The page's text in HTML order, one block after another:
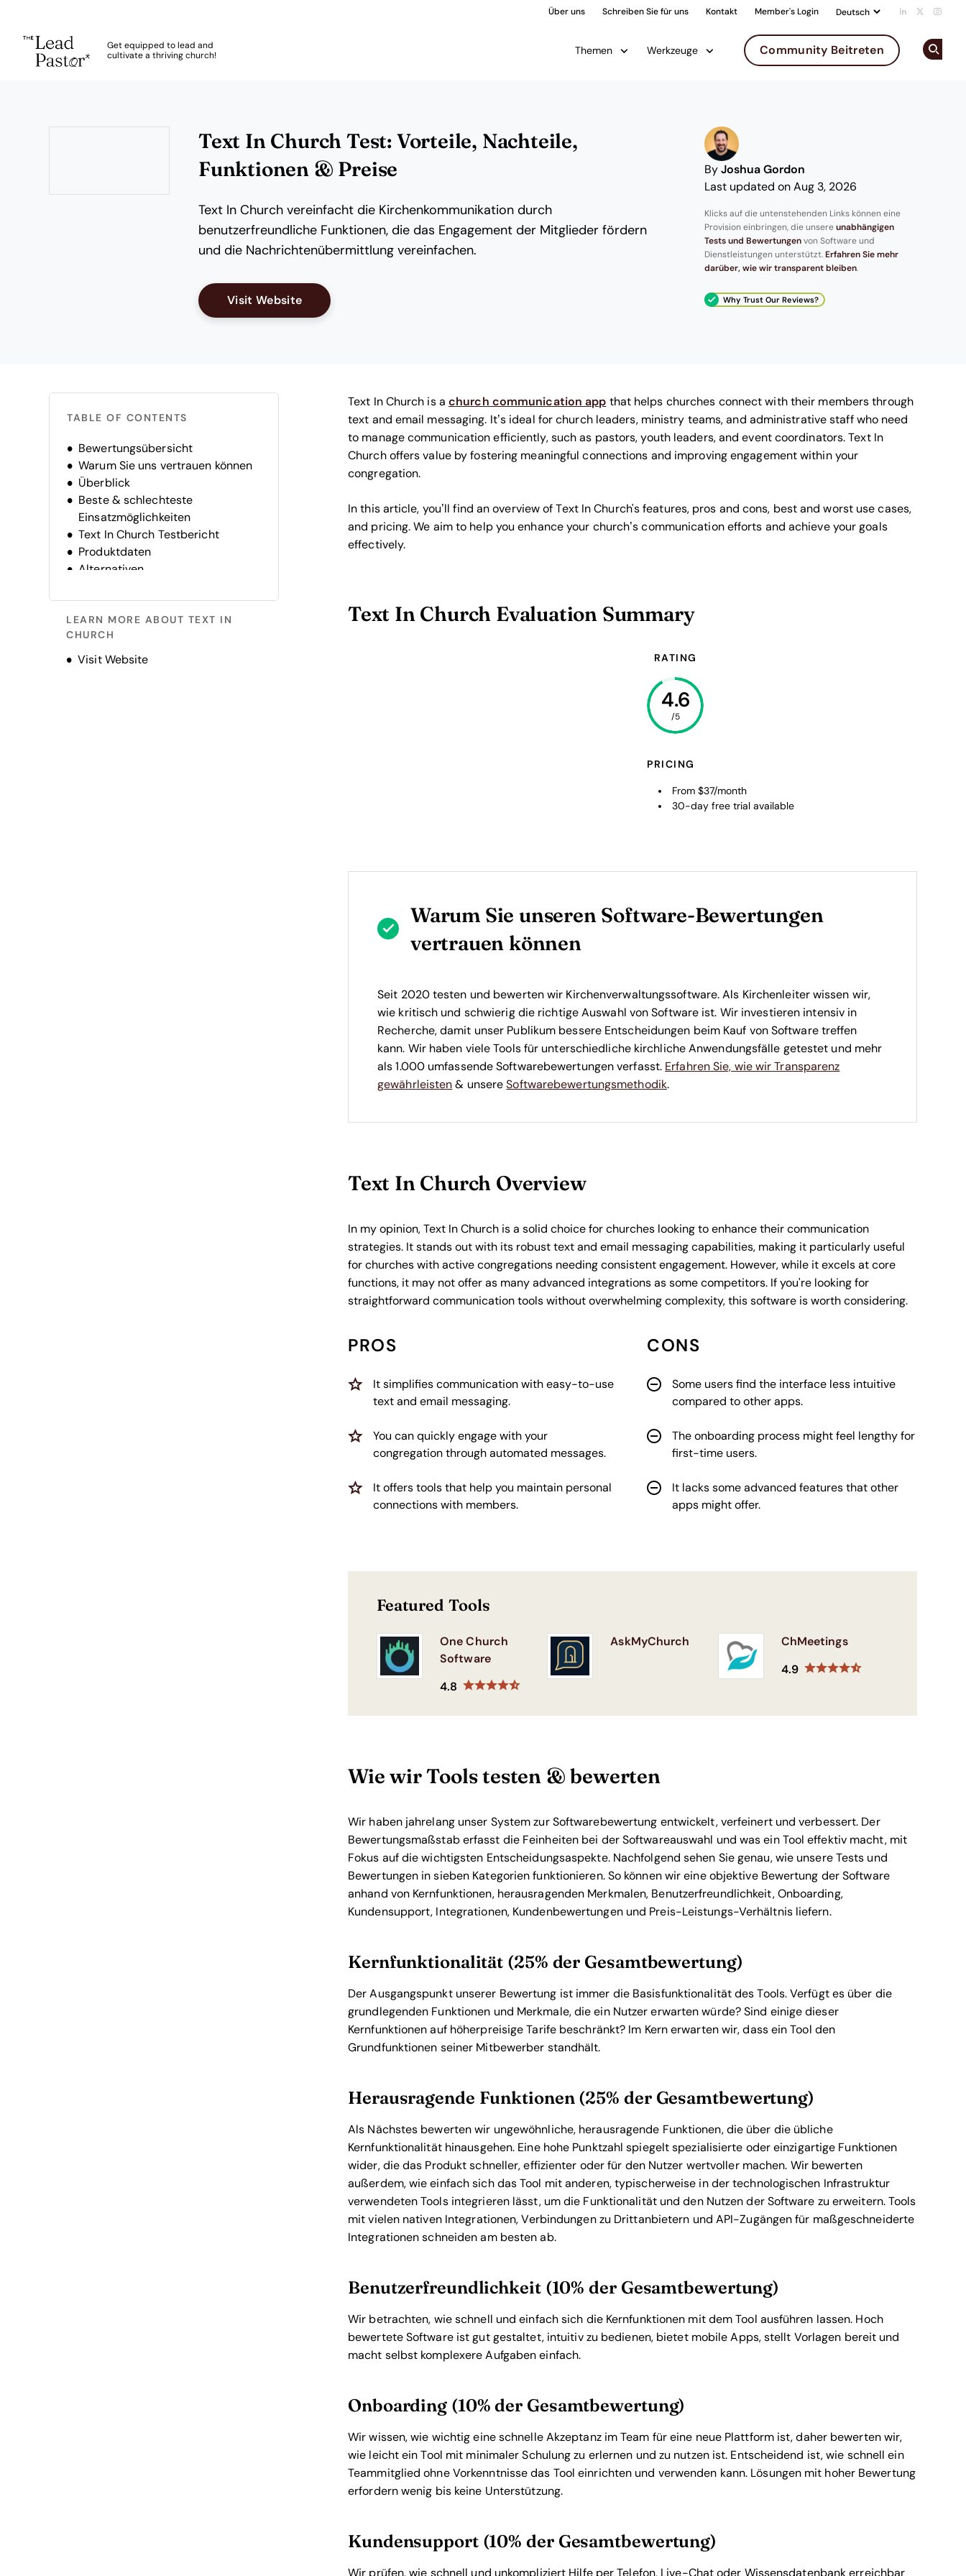
Über uns Schreiben Sie für uns Kontakt Member's Login Add us on
Follow
Get equipped to lead and
cultivate a thriving church!
Themen Werkzeuge Community Beitreten
Text In Church Test: Vorteile, Nachteile,
Funktionen & Preise
Text In Church vereinfacht die Kirchenkommunikation durch
benutzerfreundliche Funktionen, die das Engagement der Mitglieder fördern
und die Nachrichtenübermittlung vereinfachen.
Visit WebsiteOpens New Window
By Joshua Gordon
Last updated on Aug 3, 2026
Klicks auf die untenstehenden Links können eine
Provision einbringen, die unsere unabhängigen
Tests und Bewertungen von Software und
Dienstleistungen unterstützt. Erfahren Sie mehr
darüber, wie wir transparent bleiben.
Why Trust Our Reviews?
TABLE OF CONTENTS
Bewertungsübersicht
Warum Sie uns vertrauen können
Überblick
Beste & schlechteste
Einsatzmöglichkeiten
Text In Church Testbericht
Produktdaten
Alternativen
Unternehmensgeschichte
LEARN MORE ABOUT TEXT IN
CHURCH
Visit Website
Opens new window
Text In Church is a church communication app that helps churches connect with their members through
text and email messaging. It’s ideal for church leaders, ministry teams, and administrative staff who need
to manage communication efficiently, such as pastors, youth leaders, and event coordinators. Text In
Church offers value by fostering meaningful connections and improving engagement within your
congregation.
In this article, you’ll find an overview of Text In Church's features, pros and cons, best and worst use cases,
and pricing. We aim to help you enhance your church’s communication efforts and achieve your goals
effectively.
Text In Church Evaluation Summary
RATING
4.6
/5
PRICING
From $37/month
30-day free trial available
Warum Sie unseren Software-Bewertungen
vertrauen können
Seit 2020 testen und bewerten wir Kirchenverwaltungssoftware. Als Kirchenleiter wissen wir,
wie kritisch und schwierig die richtige Auswahl von Software ist. Wir investieren intensiv in
Recherche, damit unser Publikum bessere Entscheidungen beim Kauf von Software treffen
kann. Wir haben viele Tools für unterschiedliche kirchliche Anwendungsfälle getestet und mehr
als 1.000 umfassende Softwarebewertungen verfasst. Erfahren Sie, wie wir Transparenz
gewährleisten & unsereSoftwarebewertungsmethodik.
Text In Church Overview
In my opinion, Text In Church is a solid choice for churches looking to enhance their communication
strategies. It stands out with its robust text and email messaging capabilities, making it particularly useful
for churches with active congregations needing consistent engagement. However, while it excels at core
functions, it may not offer as many advanced integrations as some competitors. If you're looking for
straightforward communication tools without overwhelming complexity, this software is worth considering.
PROS
It simplifies communication with easy-to-use
text and email messaging.
You can quickly engage with your
congregation through automated messages.
It offers tools that help you maintain personal
connections with members.
CONS
Some users find the interface less intuitive
compared to other apps.
The onboarding process might feel lengthy for
first-time users.
It lacks some advanced features that other
apps might offer.
Featured Tools
One Church
Software
4.8
AskMyChurch ChMeetings
4.9
Wie wir Tools testen & bewerten
Wir haben jahrelang unser System zur Softwarebewertung entwickelt, verfeinert und verbessert. Der
Bewertungsmaßstab erfasst die Feinheiten bei der Softwareauswahl und was ein Tool effektiv macht, mit
Fokus auf die wichtigsten Entscheidungsaspekte. Nachfolgend sehen Sie genau, wie unsere Tests und
Bewertungen in sieben Kategorien funktionieren. So können wir eine objektive Bewertung der Software
anhand von Kernfunktionen, herausragenden Merkmalen, Benutzerfreundlichkeit, Onboarding,
Kundensupport, Integrationen, Kundenbewertungen und Preis-Leistungs-Verhältnis liefern.
Kernfunktionalität (25% der Gesamtbewertung)
Der Ausgangspunkt unserer Bewertung ist immer die Basisfunktionalität des Tools. Verfügt es über die
grundlegenden Funktionen und Merkmale, die ein Nutzer erwarten würde? Sind einige dieser
Kernfunktionen auf höherpreisige Tarife beschränkt? Im Kern erwarten wir, dass ein Tool den
Grundfunktionen seiner Mitbewerber standhält.
Herausragende Funktionen (25% der Gesamtbewertung)
Als Nächstes bewerten wir ungewöhnliche, herausragende Funktionen, die über die übliche
Kernfunktionalität hinausgehen. Eine hohe Punktzahl spiegelt spezialisierte oder einzigartige Funktionen
wider, die das Produkt schneller, effizienter oder für den Nutzer wertvoller machen. Wir bewerten
außerdem, wie einfach sich das Tool mit anderen, typischerweise in der technologischen Infrastruktur
verwendeten Tools integrieren lässt, um die Funktionalität und den Nutzen der Software zu erweitern. Tools
mit vielen nativen Integrationen, Verbindungen zu Drittanbietern und API-Zugängen für maßgeschneiderte
Integrationen schneiden am besten ab.
Benutzerfreundlichkeit (10% der Gesamtbewertung)
Wir betrachten, wie schnell und einfach sich die Kernfunktionen mit dem Tool ausführen lassen. Hoch
bewertete Software ist gut gestaltet, intuitiv zu bedienen, bietet mobile Apps, stellt Vorlagen bereit und
macht selbst komplexere Aufgaben einfach.
Onboarding (10% der Gesamtbewertung)
Wir wissen, wie wichtig eine schnelle Akzeptanz im Team für eine neue Plattform ist, daher bewerten wir,
wie leicht ein Tool mit minimaler Schulung zu erlernen und zu nutzen ist. Entscheidend ist, wie schnell ein
Teammitglied ohne Vorkenntnisse das Tool einrichten und verwenden kann. Lösungen mit hoher Bewertung
erfordern wenig bis keine Unterstützung.
Kundensupport (10% der Gesamtbewertung)
Wir prüfen, wie schnell und unkompliziert Hilfe per Telefon, Live-Chat oder Wissensdatenbank erreichbar